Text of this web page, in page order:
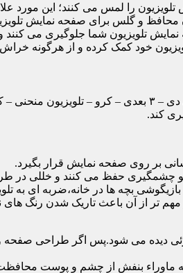
را لمس می کنند؛ این مورد
و گلس برای صفحه نمایش
تلویزیون شما جلوگیری می کنند
خود کمک کرده و از هرگونه
محافظ صفحه تلویزیون یک محافظ شفاف است که روی یک
کند.
بر روی صفحه نمایش قرار بگیرد.
بچه ها در خانه،ضربه ای به
آن باعث تاریک شدن رنگ های
دیده می شود.پس اگر طراحی صفحه